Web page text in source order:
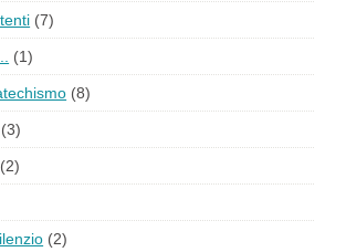
(7)
(1)
(8)
(3)
(2)
(2)